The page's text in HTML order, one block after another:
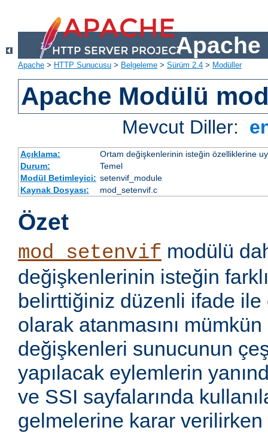
Apache
Apache > HTTP Sunucusu > Belgeleme > Sürüm 2.4 > Modüller
Apache Modülü
Mevcut Diller:
Açıklama:
Ortam değişkenlerinin isteğin özelliklerine
Durum:
Temel
Modül Betimleyici: setenvif_module
Kaynak Dosyası:
mod_setenvif.c
Özet
mod_setenvif modülü
değişkenlerinin isteğin
belirttiğiniz düzenli ifade ile
olarak atanmasını
değişkenleri sunucunun
yapılacak eylemlerin
ve SSI sayfalarında
gelmelerine karar verilirken